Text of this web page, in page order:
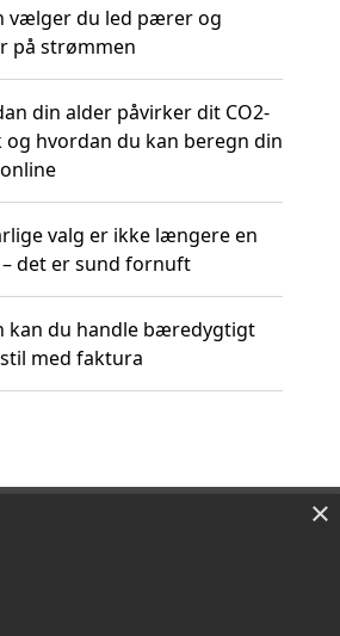
vælger du led pærer og
på strømmen
din alder påvirker dit CO2-
hvordan du kan beregn din
valg er ikke længere en
det er sund fornuft
kan du handle bæredygtigt
med faktura
×